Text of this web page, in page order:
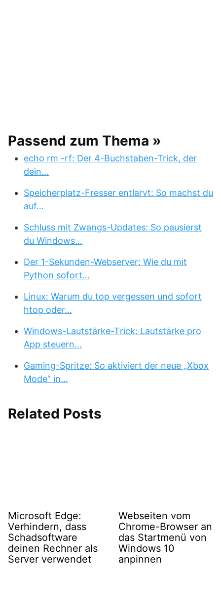
Passend zum Thema »
echo rm -rf: Der 4-Buchstaben-Trick, der
dein…
Speicherplatz-Fresser entlarvt: So machst du
auf…
Schluss mit Zwangs-Updates: So pausierst
du Windows…
Der 1-Sekunden-Webserver: Wie du mit
Python sofort…
Linux: Warum du top vergessen und sofort
htop oder…
Windows-Lautstärke-Trick: Lautstärke pro
App steuern…
Gaming-Spritze: So aktiviert der neue „Xbox
Mode“ in…
Related Posts
Microsoft Edge:
Verhindern, dass
Schadsoftware
deinen Rechner als
Server verwendet
Webseiten vom
Chrome-Browser an
das Startmenü von
Windows 10
anpinnen